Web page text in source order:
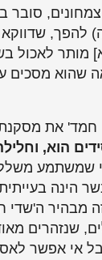
סובר
שדווקא
לאכול
שהוא מסכים
את מסקנת
הוא,
משלל
הינה בעייתית
מבהיר ה'שדי
שנזהרים
אי אפשר